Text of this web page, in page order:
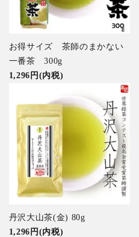
お得サイズ 茶師のまかない
一番茶 300g
1,296円(内税)
丹沢大山茶(金) 80g
1,296円(内税)